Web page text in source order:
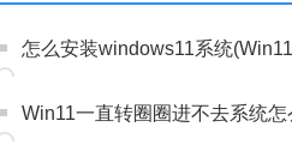
怎么安装windows11系统
Win11一直转圈圈进不去系统怎